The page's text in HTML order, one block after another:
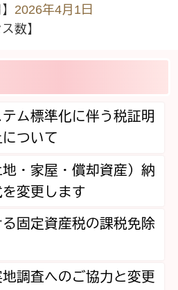
2026年4月1日
数】
ム標準化に伴う税証明
ついて
・家屋・償却資産）納
変更します
固定資産税の課税免除
調査へのご協力と変更